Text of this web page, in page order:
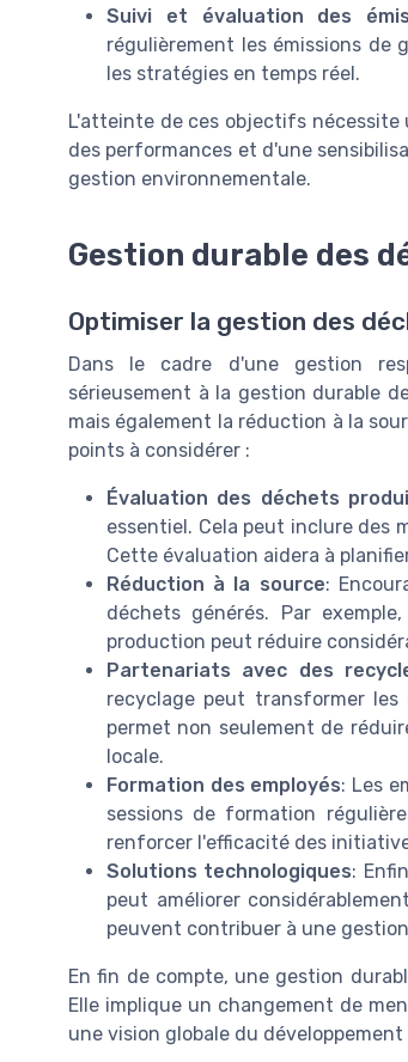
Suivi et évaluation des
régulièrement les émissions de
les stratégies en temps réel.
L'atteinte de ces objectifs nécessite
des performances et d'une
gestion environnementale.
Gestion durable des
Optimiser la gestion des
Dans le cadre d'une gestion
sérieusement à la gestion durable
mais également la réduction à la
points à considérer :
Évaluation des déchets
essentiel. Cela peut inclure des
Cette évaluation aidera à
Réduction à la source:
déchets générés. Par
production peut réduire
Partenariats avec des
recyclage peut transformer
permet non seulement de
locale.
Formation des employés: Les
sessions de formation
renforcer l'efficacité des
Solutions technologiques:
peut améliorer
peuvent contribuer à une
En fin de compte, une gestion
Elle implique un changement de
une vision globale du développement